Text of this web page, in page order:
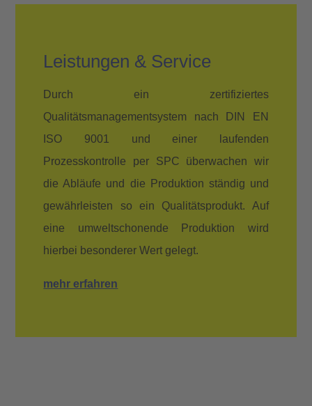
Leistungen & Service
Durch ein zertifiziertes
Qualitätsmanagementsystem nach DIN EN
ISO 9001 und einer laufenden
Prozesskontrolle per SPC überwachen wir
die Abläufe und die Produktion ständig und
gewährleisten so ein Qualitätsprodukt. Auf
eine umweltschonende Produktion wird
hierbei besonderer Wert gelegt.
mehr erfahren